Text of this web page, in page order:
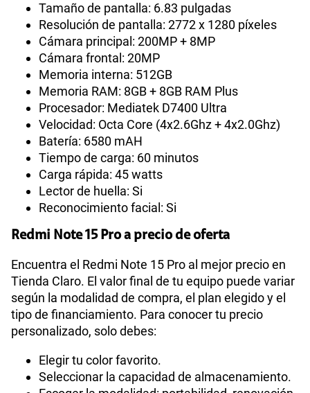
Tamaño de pantalla: 6.83 pulgadas
Resolución de pantalla: 2772 x 1280 píxeles
Cámara principal: 200MP + 8MP
Cámara frontal: 20MP
Memoria interna: 512GB
Memoria RAM: 8GB + 8GB RAM Plus
Procesador: Mediatek D7400 Ultra
Velocidad: Octa Core (4x2.6Ghz + 4x2.0Ghz)
Batería: 6580 mAH
Tiempo de carga: 60 minutos
Carga rápida: 45 watts
Lector de huella: Si
Reconocimiento facial: Si
Redmi Note 15 Pro a precio de oferta
Encuentra el Redmi Note 15 Pro al mejor precio en
Tienda Claro. El valor final de tu equipo puede variar
según la modalidad de compra, el plan elegido y el
tipo de financiamiento. Para conocer tu precio
personalizado, solo debes:
Elegir tu color favorito.
Seleccionar la capacidad de almacenamiento.